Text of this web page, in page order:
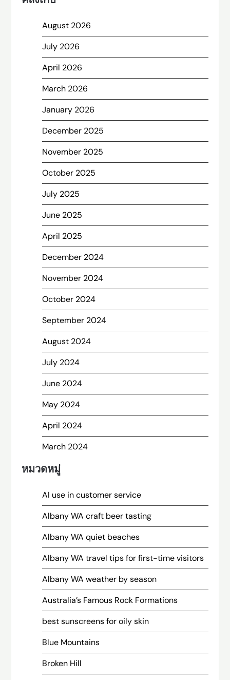
August 2026
July 2026
April 2026
March 2026
January 2026
December 2025
November 2025
October 2025
July 2025
June 2025
April 2025
December 2024
November 2024
October 2024
September 2024
August 2024
July 2024
June 2024
May 2024
April 2024
March 2024
หมวดหมู่
AI use in customer service
Albany WA craft beer tasting
Albany WA quiet beaches
Albany WA travel tips for first-time visitors
Albany WA weather by season
Australia’s Famous Rock Formations
best sunscreens for oily skin
Blue Mountains
Broken Hill